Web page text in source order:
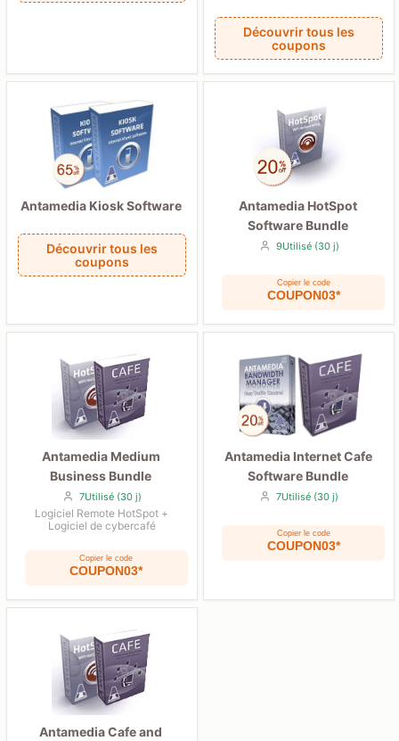
Découvrir tous les
coupons
Antamedia Kiosk Software
Découvrir tous les
coupons
Antamedia HotSpot
Software Bundle
9Utilisé (30 j)
Copier le code
COUPON03*
Antamedia Medium
Business Bundle
7Utilisé (30 j)
Logiciel Remote HotSpot +
Logiciel de cybercafé
Copier le code
COUPON03*
Antamedia Internet Cafe
Software Bundle
7Utilisé (30 j)
Copier le code
COUPON03*
Antamedia Cafe and